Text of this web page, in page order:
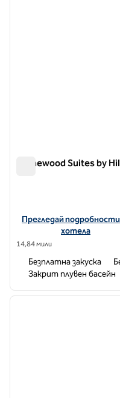
Homewood Suites by
Вижте подробности за
Прегледай подробности
хотела
14,84 мили
Безплатна закуска
Закрит плувен басейн
1 от 12